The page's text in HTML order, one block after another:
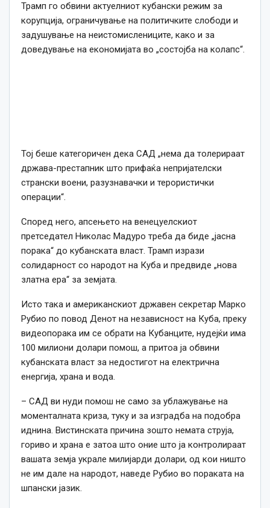
Трамп го обвини актуелниот кубански режим за
корупција, ограничување на политичките слободи и
задушување на неистомислениците, како и за
доведување на економијата во „состојба на колапс“.
Тој беше категоричен дека САД „нема да толерираат
држава-престапник што прифаќа непријателски
странски воени, разузнавачки и терористички
операции“.
Според него, апсењето на венецуелскиот
претседател Николас Мадуро треба да биде „јасна
порака“ до кубанската власт. Трамп изрази
солидарност со народот на Куба и предвиде „нова
златна ера“ за земјата.
Исто така и американскиот државен секретар Марко
Рубио по повод Денот на независност на Куба, преку
видеопорака им се обрати на Кубанците, нудејќи има
100 милиони долари помош, а притоа ја обвини
кубанската власт за недостигот на електрична
енергија, храна и вода.
– САД ви нуди помош не само за ублажување на
моменталната криза, туку и за изградба на подобра
иднина. Вистинската причина зошто немата струја,
гориво и храна е затоа што оние што ја контролираат
вашата земја украле милијарди долари, од кои ништо
не им дале на народот, наведе Рубио во пораката на
шпански јазик.